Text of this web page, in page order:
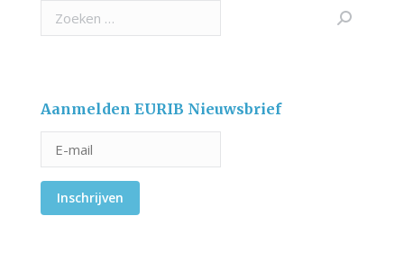
Search:
Aanmelden EURIB Nieuwsbrief
Inschrijven